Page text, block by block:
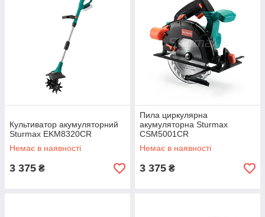
Культиватор акумуляторний
Sturmax EKM8320CR
Немає в наявності
3 375 ₴
Пила циркулярна
акумуляторна Sturmax
CSM5001CR
Немає в наявності
3 375 ₴